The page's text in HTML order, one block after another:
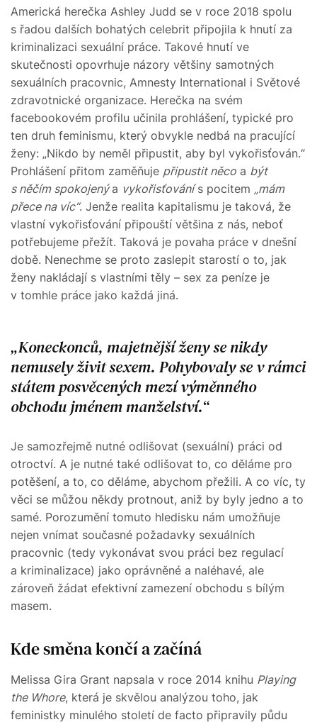
Americká herečka Ashley Judd se v roce 2018 spolu
s řadou dalších bohatých celebrit připojila k hnutí za
kriminalizaci sexuální práce. Takové hnutí ve
skutečnosti opovrhuje názory většiny samotných
sexuálních pracovnic, Amnesty International i Světové
zdravotnické organizace. Herečka na svém
facebookovém profilu učinila prohlášení, typické pro
ten druh feminismu, který obvykle nedbá na pracující
ženy: „Nikdo by neměl připustit, aby byl vykořisťován.“
Prohlášení přitom zaměňuje připustit něco a být
s něčím spokojenýa vykořisťovánís pocitem „mám
přece na víc“. Jenže realita kapitalismu je taková, že
vlastní vykořisťování připouští většina z nás, neboť
potřebujeme přežít. Taková je povaha práce v dnešní
době. Nenechme se proto zaslepit starostí o to, jak
ženy nakládají s vlastními těly – sex za peníze je
v tomhle práce jako každá jiná.
Koneckonců, majetnější ženy se nikdy
nemusely živit sexem. Pohybovaly se v rámci
státem posvěcených mezí výměnného
obchodu jménem manželství.
Je samozřejmě nutné odlišovat (sexuální) práci od
otroctví. A je nutné také odlišovat to, co děláme pro
potěšení, a to, co děláme, abychom přežili. A co víc, ty
věci se můžou někdy protnout, aniž by byly jedno a to
samé. Porozumění tomuto hledisku nám umožňuje
nejen vnímat současné požadavky sexuálních
pracovnic (tedy vykonávat svou práci bez regulací
a kriminalizace) jako oprávněné a naléhavé, ale
zároveň žádat efektivní zamezení obchodu s bílým
masem.
Kde směna končí a začíná
Melissa Gira Grant napsala v roce 2014 knihu Playing
the Whore, která je skvělou analýzou toho, jak
feministky minulého století de facto připravily půdu